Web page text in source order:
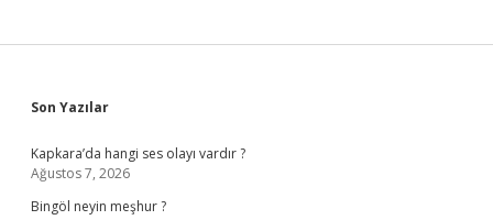
Sidebar
Son Yazılar
Kapkara’da hangi ses olayı vardır ?
Ağustos 7, 2026
Bingöl neyin meşhur ?